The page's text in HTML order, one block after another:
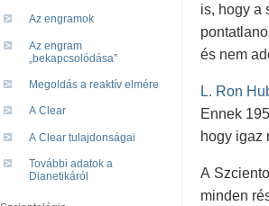
is, hogy a
és nem
L. Ron
Ennek
hogy igaz
A
minden
Az engramok
Az engram
„bekapcsolódása”
Megoldás a reaktív elmére
A Clear
A Clear tulajdonságai
További adatok a
Dianetikáról